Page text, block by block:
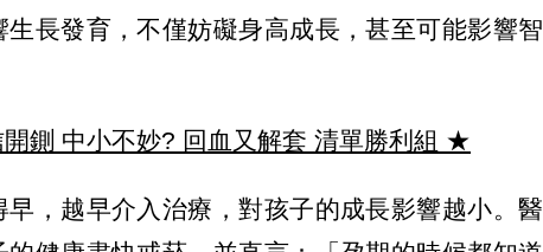
長發育，不僅妨礙身高成長，甚至可能影響智
鍘 中小不妙? 回血又解套 清單勝利組 ★
，越早介入治療，對孩子的成長影響越小。醫